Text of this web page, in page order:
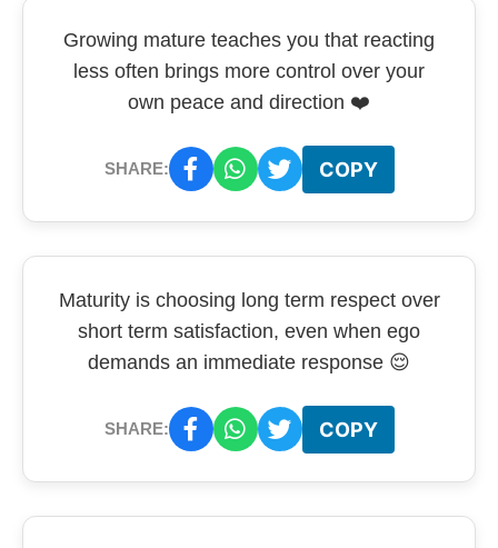
Growing mature teaches you that reacting
less often brings more control over your
own peace and direction ❤️
SHARE: COPY
Maturity is choosing long term respect over
short term satisfaction, even when ego
demands an immediate response 😌
SHARE: COPY